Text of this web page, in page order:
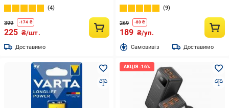
4
399 -174 ₴
225 ₴/шт.
Доставимо
9
269 -80 ₴
189 ₴/уп.
Cамовивіз Доставимо